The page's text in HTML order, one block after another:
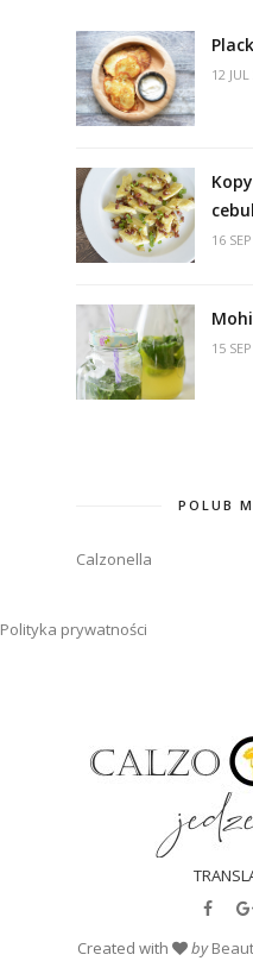
12
16
15
POLUB
Calzonella
Polityka prywatności
Created with by